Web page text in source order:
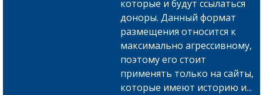
которые и будут ссылаться
доноры. Данный формат
размещения относится к
максимально агрессивному,
поэтому его стоит
применять только на сайты,
которые имеют историю и...